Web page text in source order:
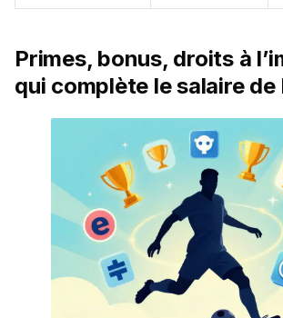
Primes, bonus, droits à
qui complète le salaire de